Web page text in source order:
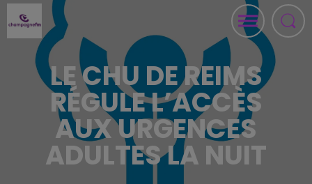
LE CHU DE REIMS
RÉGULE L’ACCÈS
AUX URGENCES
ADULTES LA NUIT